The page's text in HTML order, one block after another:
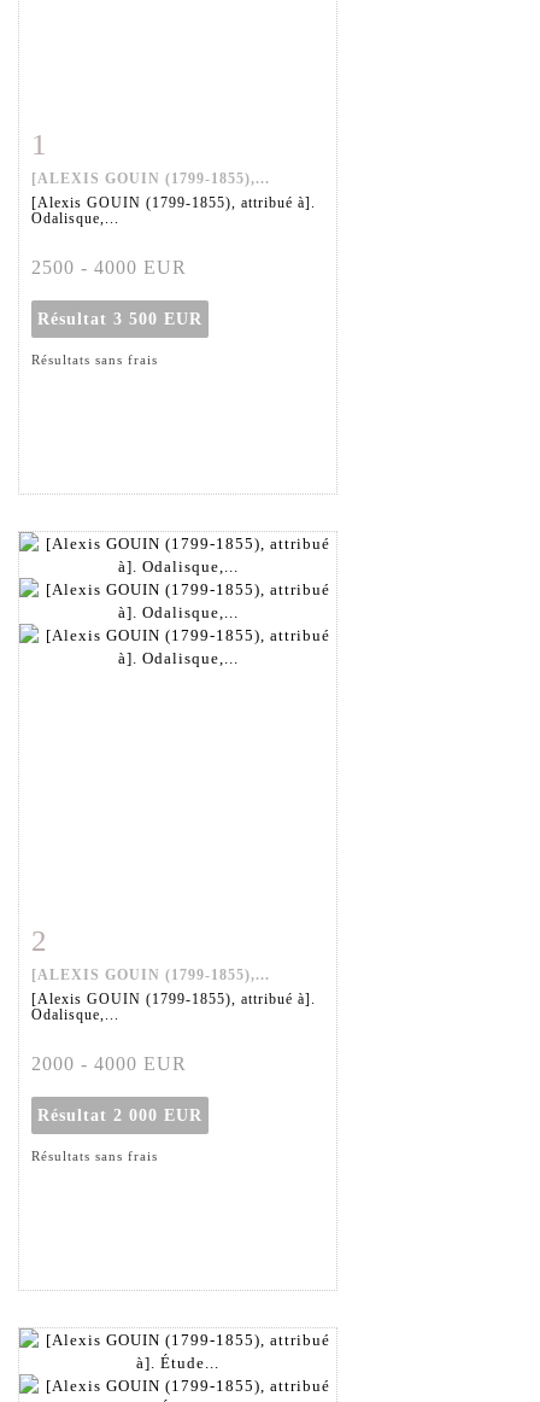
1
[ALEXIS GOUIN (1799-1855),...
[Alexis GOUIN (1799-1855), attribué à].
Odalisque,...
2500 - 4000 EUR
Résultat 3 500 EUR
Résultats sans frais
2
[ALEXIS GOUIN (1799-1855),...
[Alexis GOUIN (1799-1855), attribué à].
Odalisque,...
2000 - 4000 EUR
Résultat 2 000 EUR
Résultats sans frais